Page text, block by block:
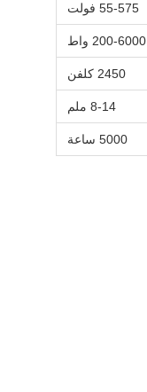
55-575 فولت
200-6000 واط
2450 كلفن
8-14 ملم
5000 ساعة